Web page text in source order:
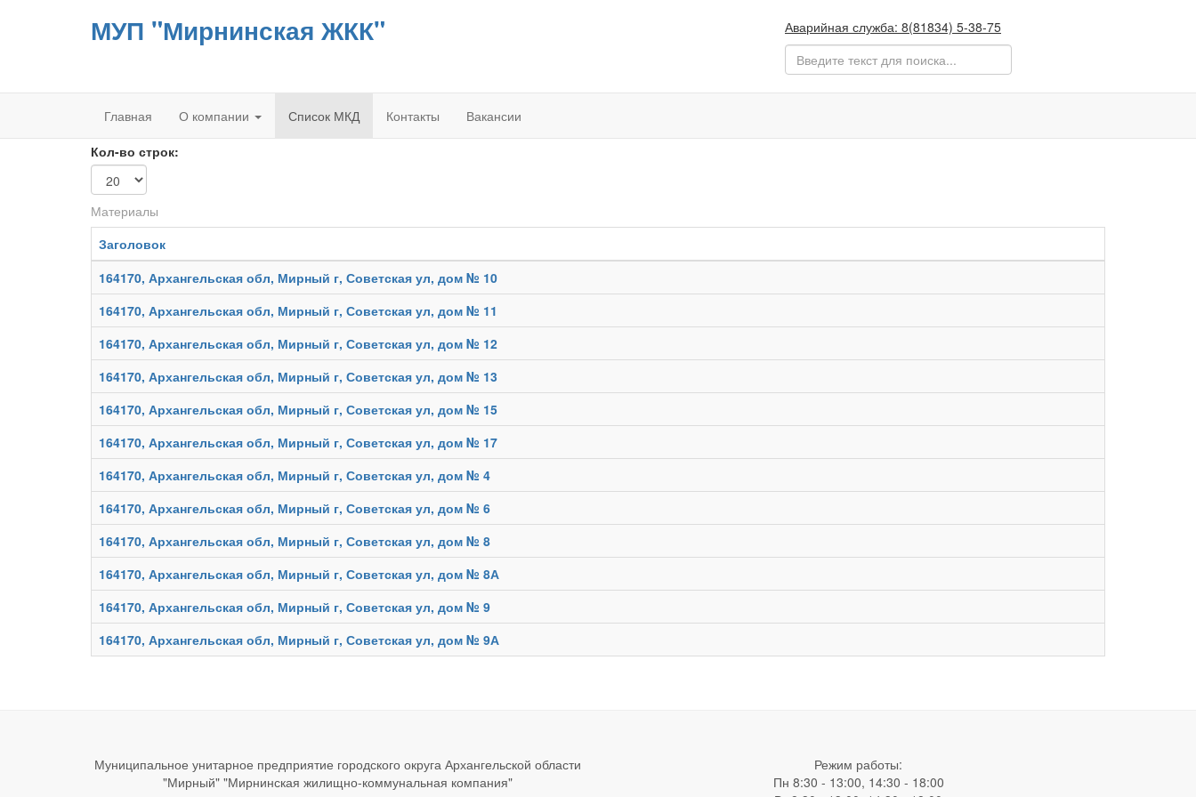
МУП "Мирнинская ЖКК"
Аварийная служба: 8(81834) 5-38-75
Поиск
Главная О компании Список МКД Контакты
Вакансии
Кол-во строк:
Материалы
Заголовок
164170, Архангельская обл, Мирный г, Советская ул, дом № 10
164170, Архангельская обл, Мирный г, Советская ул, дом № 11
164170, Архангельская обл, Мирный г, Советская ул, дом № 12
164170, Архангельская обл, Мирный г, Советская ул, дом № 13
164170, Архангельская обл, Мирный г, Советская ул, дом № 15
164170, Архангельская обл, Мирный г, Советская ул, дом № 17
164170, Архангельская обл, Мирный г, Советская ул, дом № 4
164170, Архангельская обл, Мирный г, Советская ул, дом № 6
164170, Архангельская обл, Мирный г, Советская ул, дом № 8
164170, Архангельская обл, Мирный г, Советская ул, дом № 8А
164170, Архангельская обл, Мирный г, Советская ул, дом № 9
164170, Архангельская обл, Мирный г, Советская ул, дом № 9А
Муниципальное унитарное предприятие городского округа Архангельской области
"Мирный" "Мирнинская жилищно-коммунальная компания"
Режим работы:
Пн 8:30 - 13:00, 14:30 - 18:00